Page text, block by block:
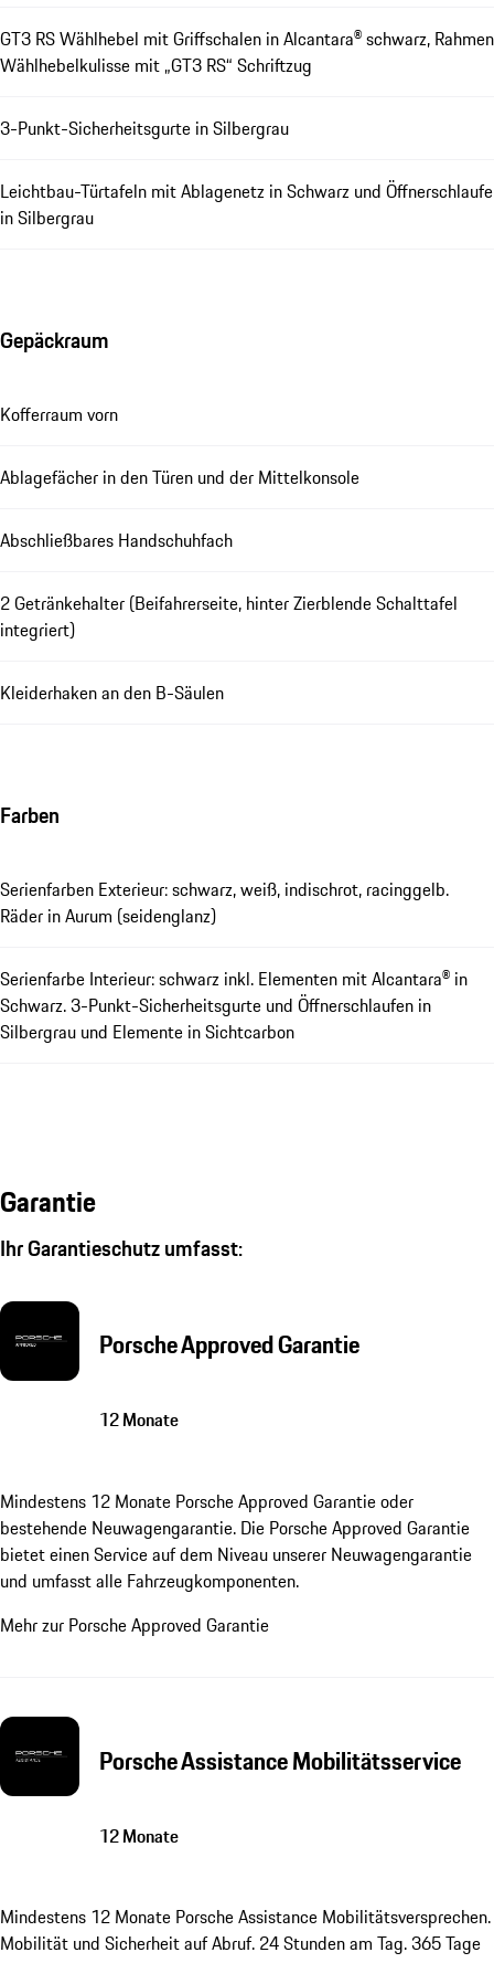
GT3 RS Wählhebel mit Griffschalen in Alcantara® schwarz, Rahmen
Wählhebelkulisse mit „GT3 RS“ Schriftzug
3-Punkt-Sicherheitsgurte in Silbergrau
Leichtbau-Türtafeln mit Ablagenetz in Schwarz und Öffnerschlaufe
in Silbergrau
Gepäckraum
Kofferraum vorn
Ablagefächer in den Türen und der Mittelkonsole
Abschließbares Handschuhfach
2 Getränkehalter (Beifahrerseite, hinter Zierblende Schalttafel
integriert)
Kleiderhaken an den B-Säulen
Farben
Serienfarben Exterieur: schwarz, weiß, indischrot, racinggelb.
Räder in Aurum (seidenglanz)
Serienfarbe Interieur: schwarz inkl. Elementen mit Alcantara® in
Schwarz. 3-Punkt-Sicherheitsgurte und Öffnerschlaufen in
Silbergrau und Elemente in Sichtcarbon
Garantie
Ihr Garantieschutz umfasst:
Porsche Approved Garantie
12 Monate
Mindestens 12 Monate Porsche Approved Garantie oder
bestehende Neuwagengarantie. Die Porsche Approved Garantie
bietet einen Service auf dem Niveau unserer Neuwagengarantie
und umfasst alle Fahrzeugkomponenten.
Mehr zur Porsche Approved Garantie
Porsche Assistance Mobilitätsservice
12 Monate
Mindestens 12 Monate Porsche Assistance Mobilitätsversprechen.
Mobilität und Sicherheit auf Abruf. 24 Stunden am Tag. 365 Tage